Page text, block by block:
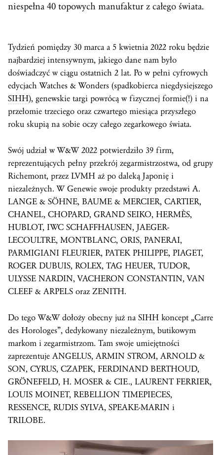
niespełna 40 topowych manufaktur z całego świata.
Tydzień pomiędzy 30 marca a 5 kwietnia 2022 roku będzie
najbardziej intensywnym, jakiego dane nam było
doświadczyć w ciągu ostatnich 2 lat. Po w pełni cyfrowych
edycjach Watches & Wonders (spadkobierca niegdysiejszego
SIHH), genewskie targi powrócą w fizycznej formie(!) i na
przełomie trzeciego oraz czwartego miesiąca przyszłego
roku skupią na sobie oczy całego zegarkowego świata.
Swój udział w W&W 2022 potwierdziło 39 firm,
reprezentujących pełny przekrój zegarmistrzostwa, od grupy
Richemont, przez LVMH aż po daleką Japonię i
niezależnych. W Genewie swoje produkty przedstawi A.
LANGE & SÖHNE, BAUME & MERCIER, CARTIER,
CHANEL, CHOPARD, GRAND SEIKO, HERMÈS,
HUBLOT, IWC SCHAFFHAUSEN, JAEGER-
LECOULTRE, MONTBLANC, ORIS, PANERAI,
PARMIGIANI FLEURIER, PATEK PHILIPPE, PIAGET,
ROGER DUBUIS, ROLEX, TAG HEUER, TUDOR,
ULYSSE NARDIN, VACHERON CONSTANTIN, VAN
CLEEF & ARPELS oraz ZENITH.
Do tego W&W dołoży obecny już na SIHH koncept „Carre
des Horologes”, dedykowany niezależnym, butikowym
markom i zegarmistrzom. Tam swoje umiejętności
zaprezentuje ANGELUS, ARMIN STROM, ARNOLD &
SON, CYRUS, CZAPEK, FERDINAND BERTHOUD,
GRÖNEFELD, H. MOSER & CIE., LAURENT FERRIER,
LOUIS MOINET, REBELLION TIMEPIECES,
RESSENCE, RUDIS SYLVA, SPEAKE-MARIN i
TRILOBE.